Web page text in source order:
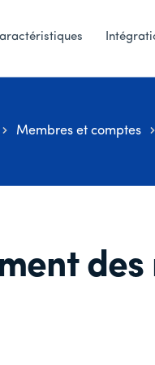
Membres et comptes
des